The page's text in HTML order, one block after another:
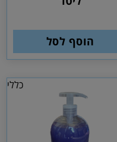
הוסף לסל
כללי